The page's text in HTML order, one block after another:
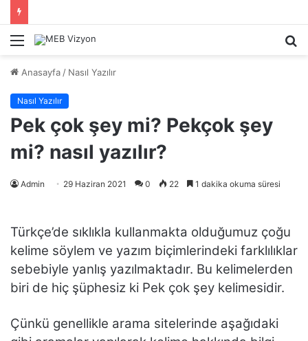
Menü
Anasayfa / Nasıl Yazılır
Nasıl Yazılır
Pek çok şey mi? Pekçok şey
mi? nasıl yazılır?
Admin 29 Haziran 2021 0 22 1 dakika okuma süresi
Türkçe’de sıklıkla kullanmakta olduğumuz çoğu
kelime söylem ve yazım biçimlerindeki farklılıklar
sebebiyle yanlış yazılmaktadır. Bu kelimelerden
biri de hiç şüphesiz ki Pek çok şey kelimesidir.
Çünkü genellikle arama sitelerinde aşağıdaki